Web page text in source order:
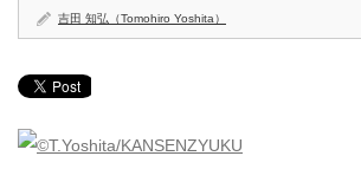
吉田 知弘（Tomohiro Yoshita）